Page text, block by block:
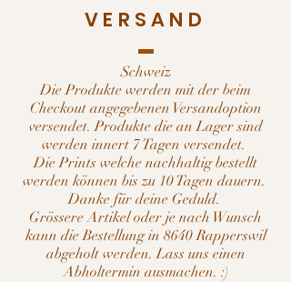
VERSAND
Schweiz
Die Produkte werden mit der beim
Checkout angegebenen Versandoption
versendet. Produkte die an Lager sind
werden innert 7 Tagen versendet.
Die Prints welche nachhaltig bestellt
werden können bis zu 10 Tagen dauern.
Danke für deine Geduld.
Grössere Artikel oder je nach Wunsch
kann die Bestellung in 8640 Rapperswil
abgeholt werden. Lass uns einen
Abholtermin ausmachen. :)